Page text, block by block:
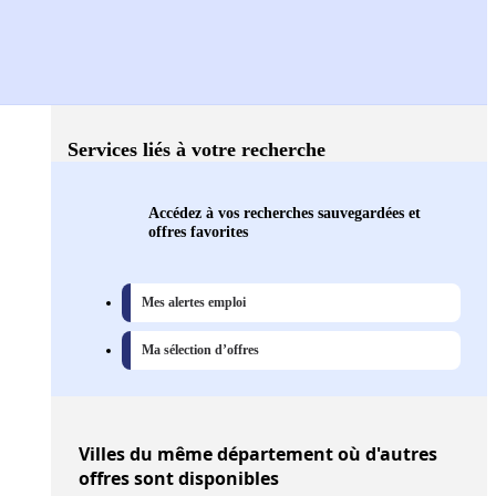
Services liés à votre recherche
Accédez à vos recherches sauvegardées et
offres favorites
Mes alertes emploi
Ma sélection d’offres
Villesdu même département où d'autres
offres sont disponibles